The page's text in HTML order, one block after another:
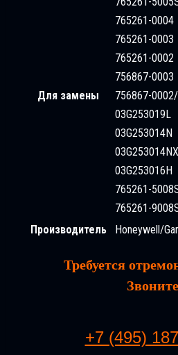
Для замены
765261-0004
765261-0003
765261-0002
756867-0003
756867-
03G253019L
03G253014N
03G253014NX
03G253016H
765261-
765261-
Производитель
Honeywell/
Требуется
+7 (495)